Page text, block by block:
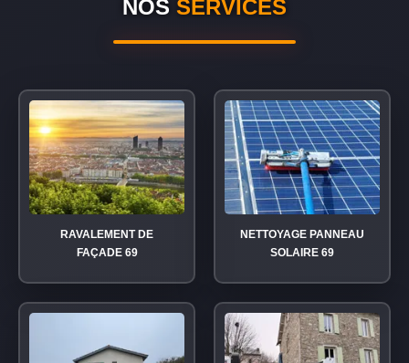
NOS SERVICES
RAVALEMENT DE
FAÇADE 69
NETTOYAGE PANNEAU
SOLAIRE 69